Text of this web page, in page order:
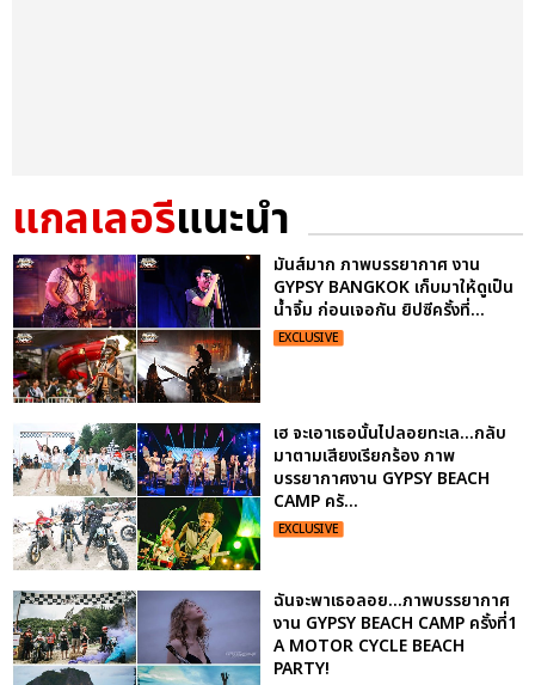
แกลเลอรีแนะนำ
มันส์มาก ภาพบรรยากาศ งาน
GYPSY BANGKOK เก็บมาให้ดูเป็น
น้ำจิ้ม ก่อนเจอกัน ยิปซีครั้งที่...
EXCLUSIVE
เฮ จะเอาเธอนั้นไปลอยทะเล...กลับ
มาตามเสียงเรียกร้อง ภาพ
บรรยากาศงาน GYPSY BEACH
CAMP ครั...
EXCLUSIVE
ฉันจะพาเธอลอย...ภาพบรรยากาศ
งาน GYPSY BEACH CAMP ครั้งที่1
A MOTOR CYCLE BEACH
PARTY!